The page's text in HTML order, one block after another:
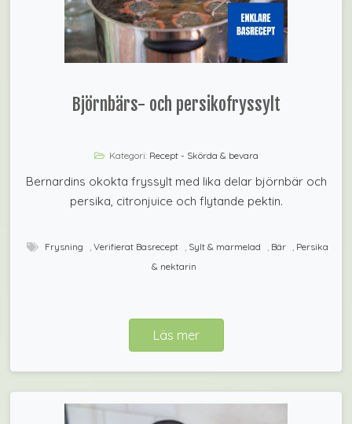
Björnbärs- och persikofryssylt
Kategori: Recept - Skörda & bevara
Bernardins okokta fryssylt med lika delar björnbär och
persika, citronjuice och flytande pektin.
Läs mer
Frysning , Verifierat Basrecept , Sylt & marmelad , Bär , Persika
& nektarin